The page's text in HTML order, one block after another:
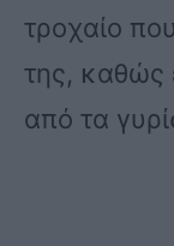
τροχαίο
της, καθώς
από τα